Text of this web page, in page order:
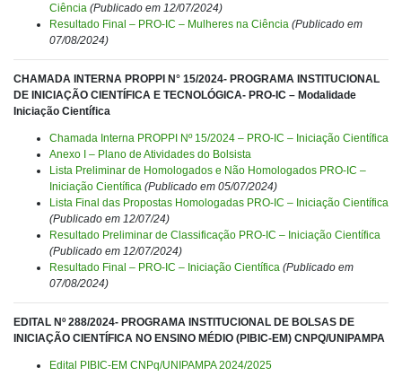
Ciência (Publicado em 12/07/2024)
Resultado Final – PRO-IC – Mulheres na Ciência (Publicado em
07/08/2024)
CHAMADA INTERNA PROPPI N° 15/2024- PROGRAMA INSTITUCIONAL
DE INICIAÇÃO CIENTÍFICA E TECNOLÓGICA- PRO-IC – Modalidade
Iniciação Científica
Chamada Interna PROPPI Nº 15/2024 – PRO-IC – Iniciação Científica
Anexo I – Plano de Atividades do Bolsista
Lista Preliminar de Homologados e Não Homologados PRO-IC –
Iniciação Científica (Publicado em 05/07/2024)
Lista Final das Propostas Homologadas PRO-IC – Iniciação Científica
(Publicado em 12/07/24)
Resultado Preliminar de Classificação PRO-IC – Iniciação Científica
(Publicado em 12/07/2024)
Resultado Final – PRO-IC – Iniciação Científica (Publicado em
07/08/2024)
EDITAL Nº 288/2024- PROGRAMA INSTITUCIONAL DE BOLSAS DE
INICIAÇÃO CIENTÍFICA NO ENSINO MÉDIO (PIBIC-EM) CNPQ/UNIPAMPA
Edital PIBIC-EM CNPq/UNIPAMPA 2024/2025